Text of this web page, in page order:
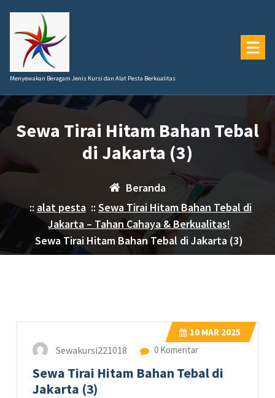
konten
Menyewakan Beragam Jenis Kursi dan Alat Pesta Berkualitas
Sewa Tirai Hitam Bahan Tebal
di Jakarta (3)
Beranda
:: alat pesta:: Sewa Tirai Hitam Bahan Tebal di
Jakarta – Tahan Cahaya & Berkualitas!
Sewa Tirai Hitam Bahan Tebal di Jakarta (3)
10 MAR 2025
Sewakursi221018 0 Komentar
Sewa Tirai Hitam Bahan Tebal di
Jakarta (3)